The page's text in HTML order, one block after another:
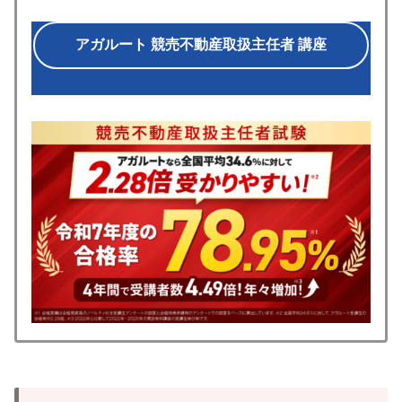
アガルート 競売不動産取扱主任者 講座